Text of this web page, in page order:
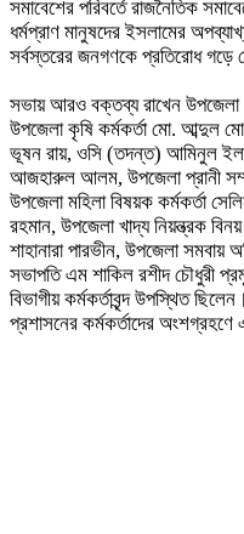
সমাবেশের পরিবর্তে রাজনৈতিক
ধর্মপ্রাণ মানুষদের ইসলামের
সর্বস্তরের জনগণকে প্রতিরোধ গড়ে
সভায় আরও বক্তব্য রাখেন উপজেলা
উপজেলা কৃষি কর্মকর্তা মো. আব্দুল
ভূষন রায়, ওসি (তদন্ত) আমিনুল
আজহারুল আলম, উপজেলা প্রানী
উপজেলা মহিলা বিষয়ক কর্মকর্তা
রহমান, উপজেলা খাদ্য নিয়ন্ত্রক
শাহানারা পারভীন, উপজেলা
সভাপতি এম শাকিল রশীদ চৌধুরী
বিভাগীয় কর্মকর্তাবৃন্দ উপস্থিত
প্রশাসনের কর্মকর্তাদের